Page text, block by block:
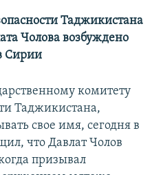
Таджикистана
Чолова возбуждено
Сирии
комитету
Таджикистана,
свое имя, сегодня в
что Давлат Чолов
призывал